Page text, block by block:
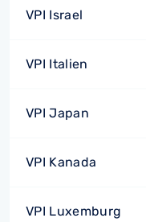
VPI Israel
VPI Italien
VPI Japan
VPI Kanada
VPI Luxemburg